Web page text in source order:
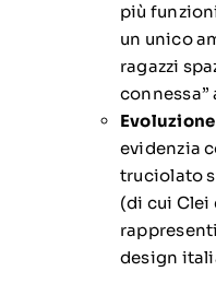
più
un unico
ragazzi
evidenzia
truciolato
(di cui Clei
design